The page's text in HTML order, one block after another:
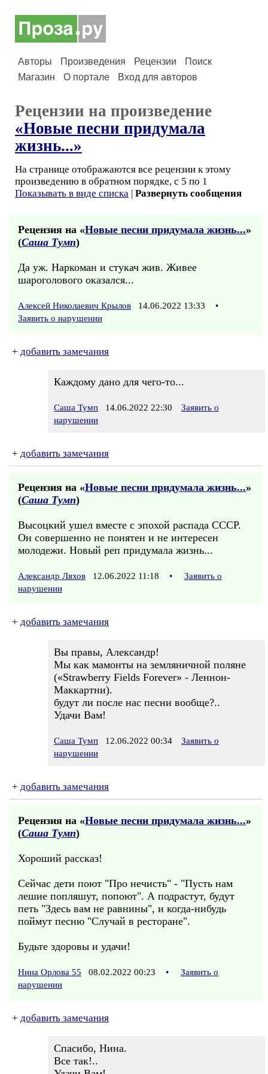
Авторы Произведения Рецензии
Поиск
Магазин
О портале Вход для авторов
Рецензии на произведение
«Новые песни придумала
жизнь...»
На странице отображаются все рецензии к этому
произведению в обратном порядке, с 5 по 1
Показывать в виде списка | Развернуть сообщения
Рецензия на «Новые песни придумала жизнь...»
(Саша Тумп)
Да уж. Наркоман и стукач жив. Живее
шароголового оказался...
Алексей Николаевич Крылов 14.06.2022 13:33
•
Заявить о нарушении
+ добавить замечания
Каждому дано для чего-то...
Саша Тумп 14.06.2022 22:30
Заявить о
нарушении
+ добавить замечания
Рецензия на «Новые песни придумала жизнь...»
(Саша Тумп)
Высоцкий ушел вместе с эпохой распада СССР.
Он совершенно не понятен и не интересен
молодежи. Новый реп придумала жизнь...
Александр Ляхов 12.06.2022 11:18 •
Заявить о
нарушении
+ добавить замечания
Вы правы, Александр!
Мы как мамонты на земляничной поляне
(«Strawberry Fields Forever» - Леннон-
Маккартни).
будут ли после нас песни вообще?..
Удачи Вам!
Саша Тумп 12.06.2022 00:34
Заявить о
нарушении
+ добавить замечания
Рецензия на «Новые песни придумала жизнь...»
(Саша Тумп)
Хороший рассказ!
Сейчас дети поют "Про нечисть" - "Пусть нам
лешие попляшут, попоют". А подрастут, будут
петь "Здесь вам не равнины", и когда-нибудь
поймут песню "Случай в ресторане".
Будьте здоровы и удачи!
Нина Орлова 55 08.02.2022 00:23 •
Заявить о
нарушении
+ добавить замечания
Спасибо, Нина.
Все так!..